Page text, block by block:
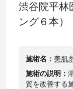
渋谷院平林
ング６本）
施術名
美肌
施術の説明
質を改善する